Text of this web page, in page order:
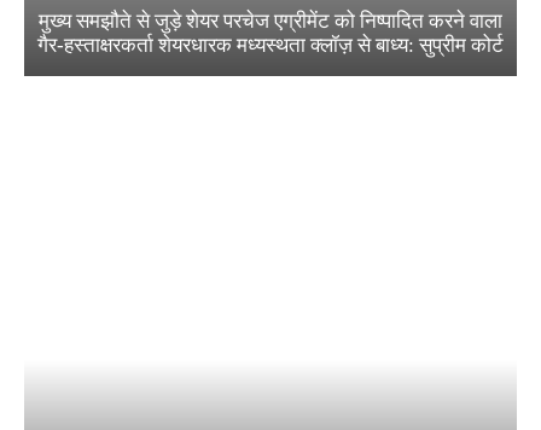
मुख्य समझौते से जुड़े शेयर परचेज एग्रीमेंट को निष्पादित करने वाला
गैर-हस्ताक्षरकर्ता शेयरधारक मध्यस्थता क्लॉज़ से बाध्य: सुप्रीम कोर्ट